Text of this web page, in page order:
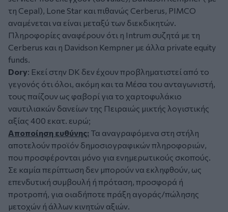
τη Cepal), Lone Star και πιθανώς Cerberus, PIMCO
αναμένεται να είναι μεταξύ των διεκδικητών.
Πληροφορίες αναφέρουν ότι η Ιntrum συζητά με τη
Cerberus και η Davidson Kempner με άλλα private equity
funds.
Dory: Εκεί στην DK δεν έχουν προβληματιστεί από το
γεγονός ότι όλοι, ακόμη και τα Μέσα του ανταγωνιστή,
τους παίζουν ως φαβορί για το χαρτοφυλάκιο
ναυτιλιακών δανείων της Πειραιώς μικτής λογιστικής
αξίας 400 εκατ. ευρώ;
Αποποίηση ευθύνης: Τα αναγραφόμενα στη στήλη
αποτελούν προϊόν δημοσιογραφικών πληροφοριών,
που προσφέρονται μόνο για ενημερωτικούς σκοπούς.
Σε καμία περίπτωση δεν μπορούν να εκληφθούν, ως
επενδυτική συμβουλή ή πρόταση, προσφορά ή
προτροπή, για οιαδήποτε πράξη αγοράς/πώλησης
μετοχών ή άλλων κινητών αξιών.